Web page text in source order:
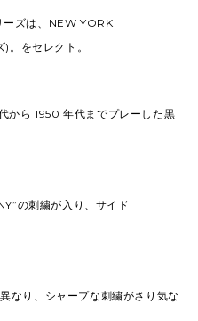
ーズは、NEW YORK
。をセレクト。
から 1950 年代までプレーした黒
の刺繍が入り、サイド
なり、シャープな刺繍がさり気な